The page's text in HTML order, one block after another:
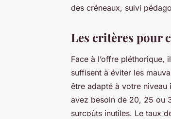
des créneaux, suivi
Les critères pour
Face à l’offre pléthorique,
suffisent à éviter les
être adapté à votre
avez besoin de 20, 25 ou
surcoûts inutiles. Le taux